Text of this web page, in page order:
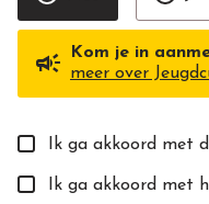
campaign Kom je in
meer over
Ik ga akkoord met